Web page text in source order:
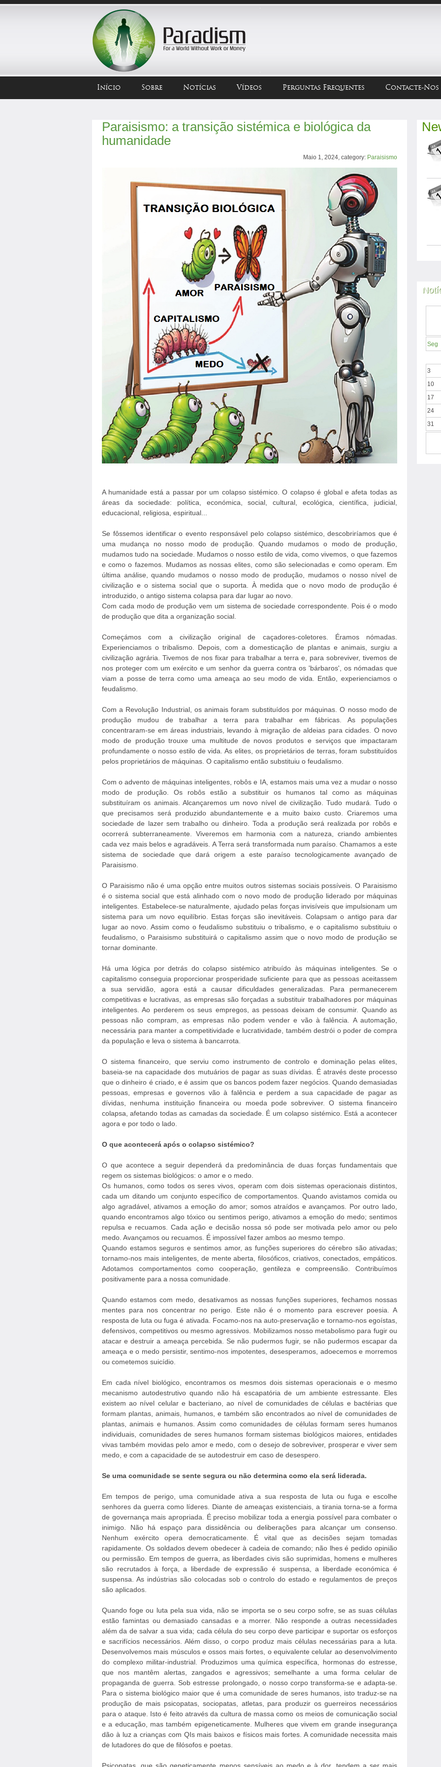
Início Sobre Notícias Vídeos Perguntas Frequentes Contacte-Nos
Paraisismo: a transição sistémica e biológica da
humanidade
Maio 1, 2024, category: Paraisismo
A humanidade está a passar por um colapso sistémico. O colapso é global e afeta todas as
áreas da sociedade: política, económica, social, cultural, ecológica, científica, judicial,
educacional, religiosa, espiritual...
Se fôssemos identificar o evento responsável pelo colapso sistémico, descobriríamos que é
uma mudança no nosso modo de produção. Quando mudamos o modo de produção,
mudamos tudo na sociedade. Mudamos o nosso estilo de vida, como vivemos, o que fazemos
e como o fazemos. Mudamos as nossas elites, como são selecionadas e como operam. Em
última análise, quando mudamos o nosso modo de produção, mudamos o nosso nível de
civilização e o sistema social que o suporta. À medida que o novo modo de produção é
introduzido, o antigo sistema colapsa para dar lugar ao novo.
Com cada modo de produção vem um sistema de sociedade correspondente. Pois é o modo
de produção que dita a organização social.
Começámos com a civilização original de caçadores-coletores. Éramos nómadas.
Experienciamos o tribalismo. Depois, com a domesticação de plantas e animais, surgiu a
civilização agrária. Tivemos de nos fixar para trabalhar a terra e, para sobreviver, tivemos de
nos proteger com um exército e um senhor da guerra contra os 'bárbaros', os nómadas que
viam a posse de terra como uma ameaça ao seu modo de vida. Então, experienciamos o
feudalismo.
Com a Revolução Industrial, os animais foram substituídos por máquinas. O nosso modo de
produção mudou de trabalhar a terra para trabalhar em fábricas. As populações
concentraram-se em áreas industriais, levando à migração de aldeias para cidades. O novo
modo de produção trouxe uma multitude de novos produtos e serviços que impactaram
profundamente o nosso estilo de vida. As elites, os proprietários de terras, foram substituídos
pelos proprietários de máquinas. O capitalismo então substituiu o feudalismo.
Com o advento de máquinas inteligentes, robôs e IA, estamos mais uma vez a mudar o nosso
modo de produção. Os robôs estão a substituir os humanos tal como as máquinas
substituíram os animais. Alcançaremos um novo nível de civilização. Tudo mudará. Tudo o
que precisamos será produzido abundantemente e a muito baixo custo. Criaremos uma
sociedade de lazer sem trabalho ou dinheiro. Toda a produção será realizada por robôs e
ocorrerá subterraneamente. Viveremos em harmonia com a natureza, criando ambientes
cada vez mais belos e agradáveis. A Terra será transformada num paraíso. Chamamos a este
sistema de sociedade que dará origem a este paraíso tecnologicamente avançado de
Paraisismo.
O Paraisismo não é uma opção entre muitos outros sistemas sociais possíveis. O Paraisismo
é o sistema social que está alinhado com o novo modo de produção liderado por máquinas
inteligentes. Estabelece-se naturalmente, ajudado pelas forças invisíveis que impulsionam um
sistema para um novo equilíbrio. Estas forças são inevitáveis. Colapsam o antigo para dar
lugar ao novo. Assim como o feudalismo substituiu o tribalismo, e o capitalismo substituiu o
feudalismo, o Paraisismo substituirá o capitalismo assim que o novo modo de produção se
tornar dominante.
Há uma lógica por detrás do colapso sistémico atribuído às máquinas inteligentes. Se o
capitalismo conseguia proporcionar prosperidade suficiente para que as pessoas aceitassem
a sua servidão, agora está a causar dificuldades generalizadas. Para permanecerem
competitivas e lucrativas, as empresas são forçadas a substituir trabalhadores por máquinas
inteligentes. Ao perderem os seus empregos, as pessoas deixam de consumir. Quando as
pessoas não compram, as empresas não podem vender e vão à falência. A automação,
necessária para manter a competitividade e lucratividade, também destrói o poder de compra
da população e leva o sistema à bancarrota.
O sistema financeiro, que serviu como instrumento de controlo e dominação pelas elites,
baseia-se na capacidade dos mutuários de pagar as suas dívidas. É através deste processo
que o dinheiro é criado, e é assim que os bancos podem fazer negócios. Quando demasiadas
pessoas, empresas e governos vão à falência e perdem a sua capacidade de pagar as
dívidas, nenhuma instituição financeira ou moeda pode sobreviver. O sistema financeiro
colapsa, afetando todas as camadas da sociedade. É um colapso sistémico. Está a acontecer
agora e por todo o lado.
O que acontecerá após o colapso sistémico?
O que acontece a seguir dependerá da predominância de duas forças fundamentais que
regem os sistemas biológicos: o amor e o medo.
Os humanos, como todos os seres vivos, operam com dois sistemas operacionais distintos,
cada um ditando um conjunto específico de comportamentos. Quando avistamos comida ou
algo agradável, ativamos a emoção do amor; somos atraídos e avançamos. Por outro lado,
quando encontramos algo tóxico ou sentimos perigo, ativamos a emoção do medo; sentimos
repulsa e recuamos. Cada ação e decisão nossa só pode ser motivada pelo amor ou pelo
medo. Avançamos ou recuamos. É impossível fazer ambos ao mesmo tempo.
Quando estamos seguros e sentimos amor, as funções superiores do cérebro são ativadas;
tornamo-nos mais inteligentes, de mente aberta, filosóficos, criativos, conectados, empáticos.
Adotamos comportamentos como cooperação, gentileza e compreensão. Contribuímos
positivamente para a nossa comunidade.
Quando estamos com medo, desativamos as nossas funções superiores, fechamos nossas
mentes para nos concentrar no perigo. Este não é o momento para escrever poesia. A
resposta de luta ou fuga é ativada. Focamo-nos na auto-preservação e tornamo-nos egoístas,
defensivos, competitivos ou mesmo agressivos. Mobilizamos nosso metabolismo para fugir ou
atacar e destruir a ameaça percebida. Se não pudermos fugir, se não pudermos escapar da
ameaça e o medo persistir, sentimo-nos impotentes, desesperamos, adoecemos e morremos
ou cometemos suicídio.
Em cada nível biológico, encontramos os mesmos dois sistemas operacionais e o mesmo
mecanismo autodestrutivo quando não há escapatória de um ambiente estressante. Eles
existem ao nível celular e bacteriano, ao nível de comunidades de células e bactérias que
formam plantas, animais, humanos, e também são encontrados ao nível de comunidades de
plantas, animais e humanos. Assim como comunidades de células formam seres humanos
individuais, comunidades de seres humanos formam sistemas biológicos maiores, entidades
vivas também movidas pelo amor e medo, com o desejo de sobreviver, prosperar e viver sem
medo, e com a capacidade de se autodestruir em caso de desespero.
Se uma comunidade se sente segura ou não determina como ela será liderada.
Em tempos de perigo, uma comunidade ativa a sua resposta de luta ou fuga e escolhe
senhores da guerra como líderes. Diante de ameaças existenciais, a tirania torna-se a forma
de governança mais apropriada. É preciso mobilizar toda a energia possível para combater o
inimigo. Não há espaço para dissidência ou deliberações para alcançar um consenso.
Nenhum exército opera democraticamente. É vital que as decisões sejam tomadas
rapidamente. Os soldados devem obedecer à cadeia de comando; não lhes é pedido opinião
ou permissão. Em tempos de guerra, as liberdades civis são suprimidas, homens e mulheres
são recrutados à força, a liberdade de expressão é suspensa, a liberdade económica é
suspensa. As indústrias são colocadas sob o controlo do estado e regulamentos de preços
são aplicados.
Quando foge ou luta pela sua vida, não se importa se o seu corpo sofre, se as suas células
estão famintas ou demasiado cansadas e a morrer. Não responde a outras necessidades
além da de salvar a sua vida; cada célula do seu corpo deve participar e suportar os esforços
e sacrifícios necessários. Além disso, o corpo produz mais células necessárias para a luta.
Desenvolvemos mais músculos e ossos mais fortes, o equivalente celular ao desenvolvimento
do complexo militar-industrial. Produzimos uma química específica, hormonas do estresse,
que nos mantêm alertas, zangados e agressivos; semelhante a uma forma celular de
propaganda de guerra. Sob estresse prolongado, o nosso corpo transforma-se e adapta-se.
Para o sistema biológico maior que é uma comunidade de seres humanos, isto traduz-se na
produção de mais psicopatas, sociopatas, atletas, para produzir os guerreiros necessários
para o ataque. Isto é feito através da cultura de massa como os meios de comunicação social
e a educação, mas também epigeneticamente. Mulheres que vivem em grande insegurança
dão à luz a crianças com QIs mais baixos e físicos mais fortes. A comunidade necessita mais
de lutadores do que de filósofos e poetas.
Seg
3
10
17
24
31